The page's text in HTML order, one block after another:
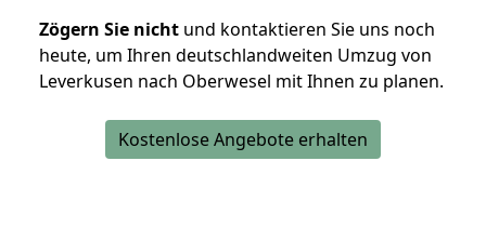
Zögern Sie nicht und kontaktieren Sie uns noch
heute, um Ihren deutschlandweiten Umzug von
Leverkusen nach Oberwesel mit Ihnen zu planen.
Kostenlose Angebote erhalten